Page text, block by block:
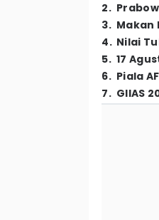
2.
3. Makan
4. Nilai
5. 17
6. Piala
7. GIIAS